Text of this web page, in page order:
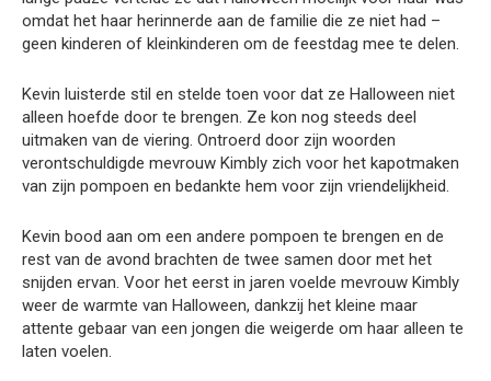
omdat het haar herinnerde aan de familie die ze niet had –
geen kinderen of kleinkinderen om de feestdag mee te delen.
Kevin luisterde stil en stelde toen voor dat ze Halloween niet
alleen hoefde door te brengen. Ze kon nog steeds deel
uitmaken van de viering. Ontroerd door zijn woorden
verontschuldigde mevrouw Kimbly zich voor het kapotmaken
van zijn pompoen en bedankte hem voor zijn vriendelijkheid.
Kevin bood aan om een andere pompoen te brengen en de
rest van de avond brachten de twee samen door met het
snijden ervan. Voor het eerst in jaren voelde mevrouw Kimbly
weer de warmte van Halloween, dankzij het kleine maar
attente gebaar van een jongen die weigerde om haar alleen te
laten voelen.